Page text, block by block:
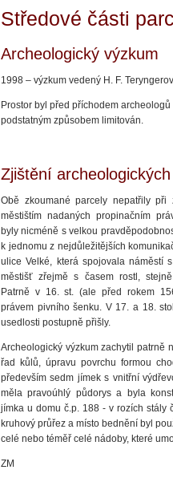
Středové části
Archeologický výzkum
1998 – výzkum vedený H. F.
Prostor byl před příchodem
podstatným způsobem limitován.
Zjištění
Obě zkoumané parcely nepatřily při
městištím nadaných propinačním
byly nicméně s velkou
k jednomu z nejdůležitějších
ulice Velké, která spojovala náměstí
městišť zřejmě s časem rostl,
Patrně v 16. st. (ale před rokem
právem pivního šenku. V 17. a 18.
usedlosti postupně přišly.
Archeologický výzkum zachytil patrně
řad kůlů, úpravu povrchu formou
především sedm jímek s vnitřní
měla pravoúhlý půdorys a byla
jímka u domu č.p. 188 - v rozích stály
kruhový průřez a místo bednění byl
celé nebo téměř celé nádoby, které
ZM